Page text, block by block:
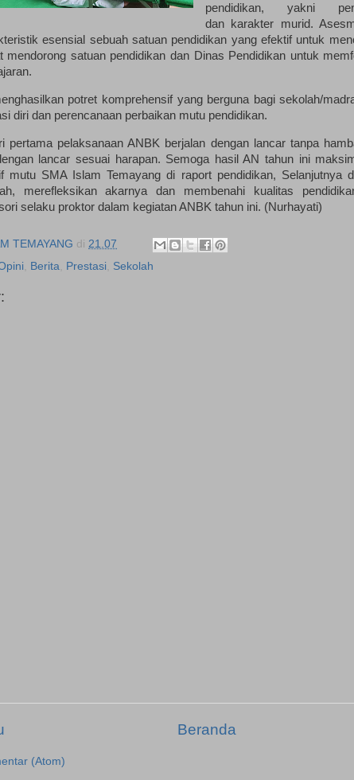
pendidikan, yakni
dan karakter murid.
esensial sebuah satuan pendidikan yang efektif untuk
mendorong satuan pendidikan dan Dinas Pendidikan untuk
potret komprehensif yang berguna bagi sekolah/
diri dan perencanaan perbaikan mutu pendidikan.
pertama pelaksanaan ANBK berjalan dengan lancar tanpa
lancar sesuai harapan. Semoga hasil AN tahun ini
mutu SMA Islam Temayang di raport pendidikan, Selanjutnya
merefleksikan akarnya dan membenahi kualitas
selaku proktor dalam kegiatan ANBK tahun ini. (Nurhayati)
TEMAYANG di 21.07
Berita Prestasi Sekolah
Beranda
(Atom)